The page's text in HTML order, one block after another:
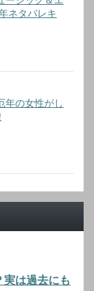
ネタバレキ
年の女性がし
は過去にも